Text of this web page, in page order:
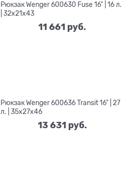
Рюкзак Wenger 600630 Fuse 16" | 16 л.
| 32x21x43
11 661 руб.
Рюкзак Wenger 600636 Transit 16" | 27
л. | 35x27x46
13 631 руб.